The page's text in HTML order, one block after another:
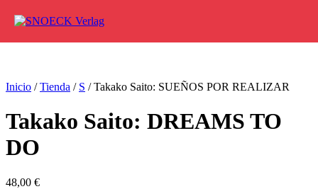
Inicio /Tienda / S / Takako Saito: SUEÑOS POR REALIZAR
Takako Saito: DREAMS TO
DO
48,00 €